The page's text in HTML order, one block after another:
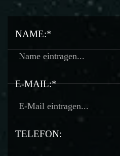
NAME:*
E-MAIL:*
TELEFON: